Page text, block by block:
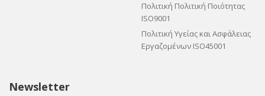
Πολιτική Πολιτική Ποιότητας
ISO9001
Πολιτική Υγείας και Ασφάλειας
Εργαζομένων ISO45001
Newsletter